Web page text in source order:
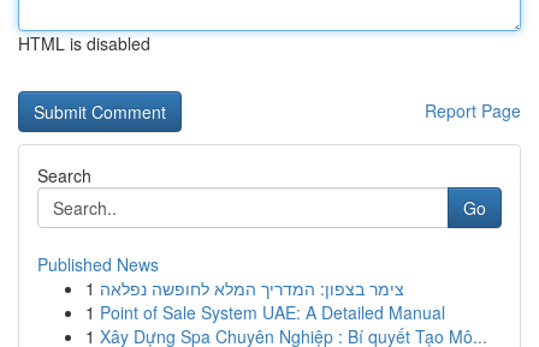
HTML is disabled
Report Page
Search
Go
Published News
1 צימר בצפון: המדריך המלא לחופשה נפלאה
1 Point of Sale System UAE: A Detailed Manual
1 Xây Dựng Spa Chuyên Nghiệp : Bí quyết Tạo Mô...